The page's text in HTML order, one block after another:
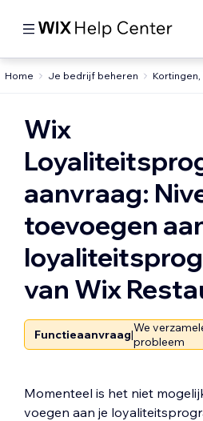
Home Je bedrijf beheren
Wix
aanvraag:
toevoegen
van Wix
Functieaanvraag|We
probleem
Momenteel is het niet
voegen aan je